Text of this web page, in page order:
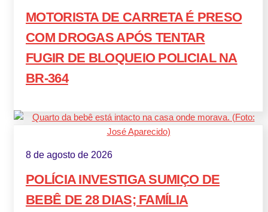
MOTORISTA DE CARRETA É PRESO
COM DROGAS APÓS TENTAR
FUGIR DE BLOQUEIO POLICIAL NA
BR-364
8 de agosto de 2026
POLÍCIA INVESTIGA SUMIÇO DE
BEBÊ DE 28 DIAS; FAMÍLIA